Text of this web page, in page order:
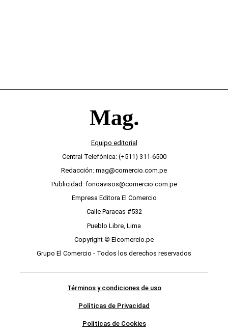
Equipo editorial
Central Telefónica: (+511) 311-6500
Redacción: mag@comercio.com.pe
Publicidad: fonoavisos@comercio.com.pe
Empresa Editora El Comercio
Calle Paracas #532
Pueblo Libre, Lima
Copyright © Elcomercio.pe
Grupo El Comercio - Todos los derechos reservados
Términos y condiciones de uso
Políticas de Privacidad
Políticas de Cookies